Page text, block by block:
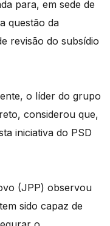
para, em sede de
questão da
revisão do subsídio
o líder do grupo
considerou que,
iniciativa do PSD
(JPP) observou
sido capaz de